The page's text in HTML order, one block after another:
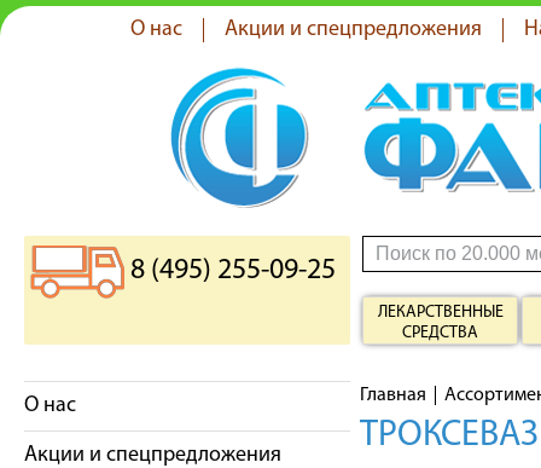
О нас Акции и спецпредложения
8 (495) 255-09-25
ЛЕКАРСТВЕННЫЕ
СРЕДСТВА
О нас
Акции и спецпредложения
Главная